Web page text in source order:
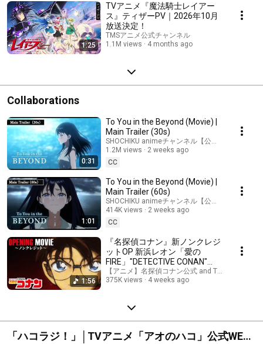
1:25
TVアニメ『魔法騎士レイアー
ス』ティザーPV｜2026年10月
放送決定！
TMSアニメ公式チャンネル
1.1M views
4 months ago
Collaborations
0:31
To You in the Beyond (Movie) |
Main Trailer (30s)
SHOCHIKU animeチャンネル【公式】 and 4
1.2M views
2 weeks ago
CC
1:01
To You in the Beyond (Movie) |
Main Trailer (60s)
SHOCHIKU animeチャンネル【公式】 and 4
414K views
2 weeks ago
CC
1:56
『名探偵コナン』新ノンクレジ
ットOP 新浜レオン「愛の
FIRE」"DETECTIVE CONAN"
NEW OPENING Movie(2026)
【アニメ】名探偵コナン公式 and TMSアニメ公
375K views
4 weeks ago
「ハコラジ！」│TVアニメ「アオのハコ」公式WEB